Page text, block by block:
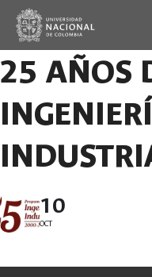
content
25 AÑOS
10
OCT